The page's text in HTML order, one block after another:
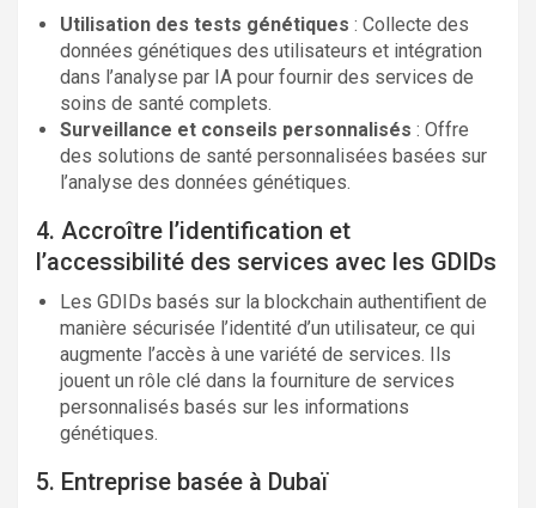
Utilisation des tests génétiques : Collecte des
données génétiques des utilisateurs et intégration
dans l’analyse par IA pour fournir des services de
soins de santé complets.
Surveillance et conseils personnalisés : Offre
des solutions de santé personnalisées basées sur
l’analyse des données génétiques.
4. Accroître l’identification et
l’accessibilité des services avec les GDIDs
Les GDIDs basés sur la blockchain authentifient de
manière sécurisée l’identité d’un utilisateur, ce qui
augmente l’accès à une variété de services. Ils
jouent un rôle clé dans la fourniture de services
personnalisés basés sur les informations
génétiques.
5. Entreprise basée à Dubaï